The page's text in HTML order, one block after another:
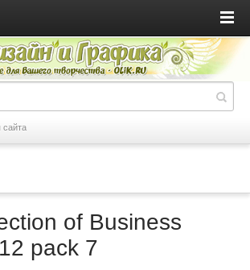
сайта
of Business
pack 7